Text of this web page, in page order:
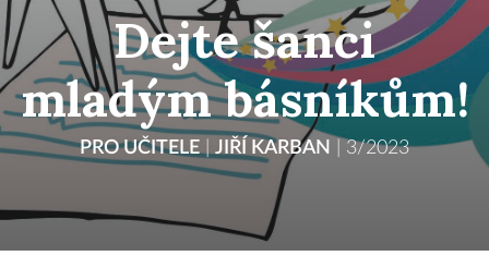
Dejte šanci
mladým básníkům!
PRO UČITELE| JIŘÍ KARBAN 3/2023